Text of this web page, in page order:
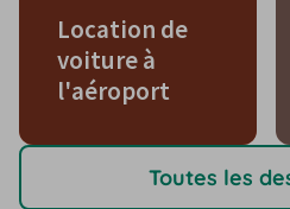
Location de
voiture à
l'aéroport
Toutes les